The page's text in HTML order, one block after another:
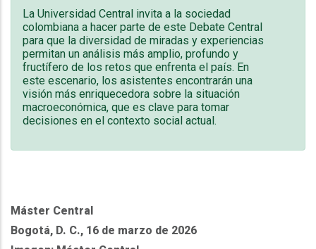
La Universidad Central invita a la sociedad
colombiana a hacer parte de este Debate Central
para que la diversidad de miradas y experiencias
permitan un análisis más amplio, profundo y
fructífero de los retos que enfrenta el país. En
este escenario, los asistentes encontrarán una
visión más enriquecedora sobre la situación
macroeconómica, que es clave para tomar
decisiones en el contexto social actual.
Máster Central
Bogotá, D. C., 16 de marzo de 2026